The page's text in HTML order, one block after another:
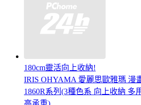
180cm靈活向上收納!
IRIS OHYAMA 愛麗思歐雅瑪 漫
1860R系列(3種色系 向上收納 多
高承重)